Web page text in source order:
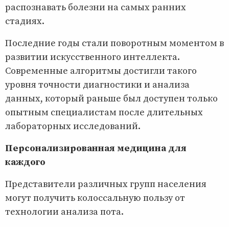
распознавать болезни на самых ранних
стадиях.
Последние годы стали поворотным моментом в
развитии искусственного интеллекта.
Современные алгоритмы достигли такого
уровня точности диагностики и анализа
данных, который раньше был доступен только
опытным специалистам после длительных
лабораторных исследований.
Персонализированная медицина для
каждого
Представители различных групп населения
могут получить колоссальную пользу от
технологии анализа пота.